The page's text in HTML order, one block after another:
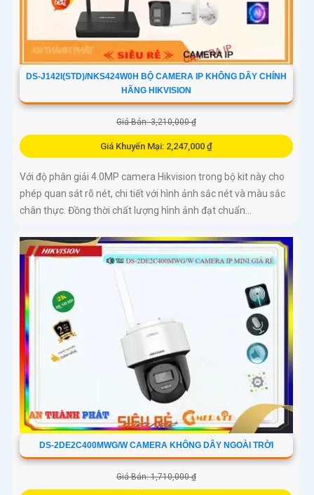
DS-J142I(STD)/NKS424W0H BỘ CAMERA IP KHÔNG DÂY CHÍNH
HÃNG HIKVISION
Giá Bán: 3,210,000 ₫
Giá Khuyến Mại: 2,247,000 ₫
Với độ phân giải 4.0MP camera Hikvision trong bộ kit này cho
phép quan sát rõ nét, chi tiết với hình ảnh sắc nét và màu sắc
chân thực. Đồng thời chất lượng hình ảnh đạt chuẩn...
DS-2DE2C400MWG/W CAMERA KHÔNG DÂY NGOÀI TRỜI
Giá Bán: 1,710,000 ₫